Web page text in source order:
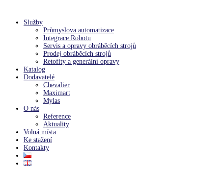
Služby
Průmyslova automatizace
Integrace Robotu
Servis a opravy obráběcích strojů
Prodej obráběcích strojů
Retofity a generální opravy
Katalog
Dodavatelé
Chevalier
Maximart
Mylas
O nás
Reference
Aktuality
Volná místa
Ke stažení
Kontakty